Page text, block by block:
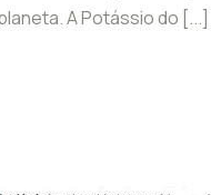
A Potássio do [...]